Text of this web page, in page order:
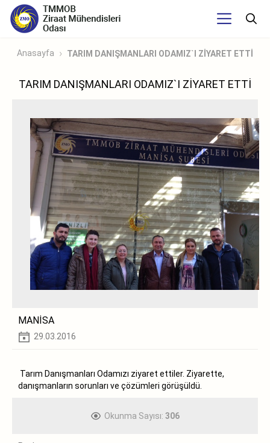
Anasayfa TARIM DANIŞMANLARI ODAMIZ`I ZİYARET ETTİ
TARIM DANIŞMANLARI ODAMIZ`I ZİYARET ETTİ
MANİSA
29.03.2016
Tarım Danışmanları Odamızı ziyaret ettiler. Ziyarette,
danışmanların sorunları ve çözümleri görüşüldü.
Okunma Sayısı: 306